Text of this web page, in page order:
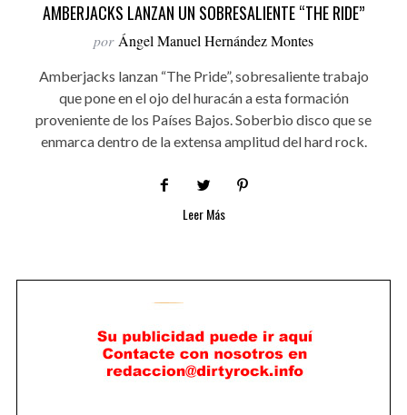
AMBERJACKS LANZAN UN SOBRESALIENTE “THE RIDE”
por Ángel Manuel Hernández Montes
Amberjacks lanzan “The Pride”, sobresaliente trabajo
que pone en el ojo del huracán a esta formación
proveniente de los Países Bajos. Soberbio disco que se
enmarca dentro de la extensa amplitud del hard rock.
Leer Más